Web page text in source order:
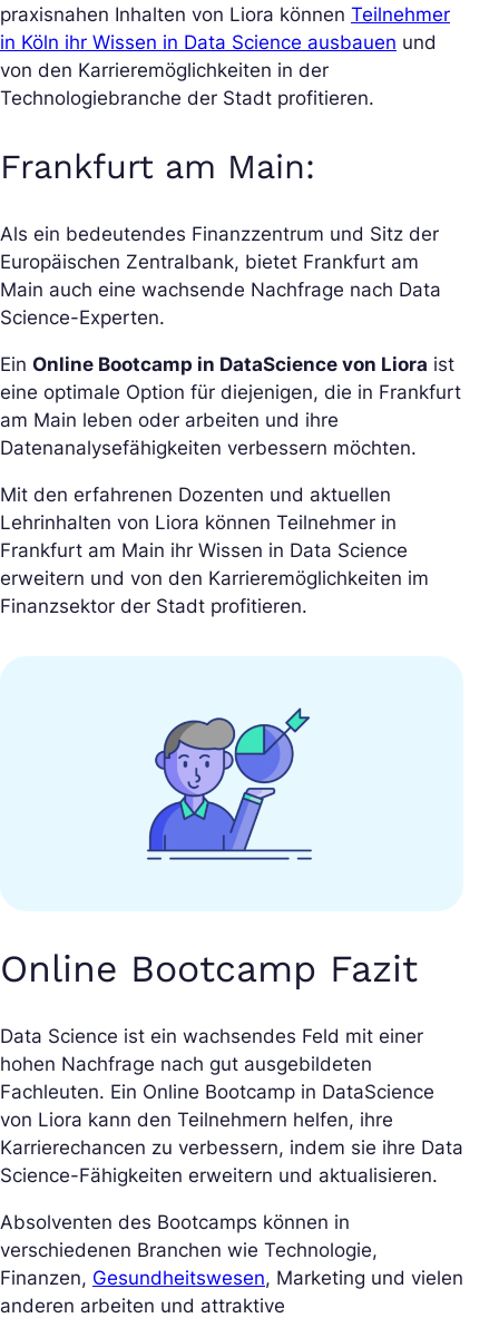
praxisnahen Inhalten von Liora können Teilnehmer
in Köln ihr Wissen in Data Science ausbauen und
von den Karrieremöglichkeiten in der
Technologiebranche der Stadt profitieren.
Frankfurt am Main:
Als ein bedeutendes Finanzzentrum und Sitz der
Europäischen Zentralbank, bietet Frankfurt am
Main auch eine wachsende Nachfrage nach Data
Science-Experten.
Ein Online Bootcamp in DataScience von Liora ist
eine optimale Option für diejenigen, die in Frankfurt
am Main leben oder arbeiten und ihre
Datenanalysefähigkeiten verbessern möchten.
Mit den erfahrenen Dozenten und aktuellen
Lehrinhalten von Liora können Teilnehmer in
Frankfurt am Main ihr Wissen in Data Science
erweitern und von den Karrieremöglichkeiten im
Finanzsektor der Stadt profitieren.
Online Bootcamp Fazit
Data Science ist ein wachsendes Feld mit einer
hohen Nachfrage nach gut ausgebildeten
Fachleuten. Ein Online Bootcamp in DataScience
von Liora kann den Teilnehmern helfen, ihre
Karrierechancen zu verbessern, indem sie ihre Data
Science-Fähigkeiten erweitern und aktualisieren.
Absolventen des Bootcamps können in
verschiedenen Branchen wie Technologie,
Finanzen, Gesundheitswesen, Marketing und vielen
anderen arbeiten und attraktive